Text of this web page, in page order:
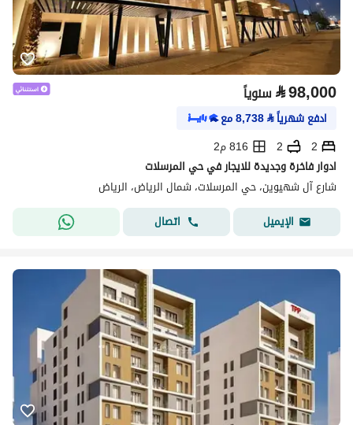
⃁98,000 سنوياً
ادفع شهرياً⃁
8,738مع
2
2
816 م2
ادوار فاخرة وجديدة للايجار في حي المرسلات
شارع آل شهيوين، حي المرسلات، شمال الرياض، الرياض
الإيميل
اتصال